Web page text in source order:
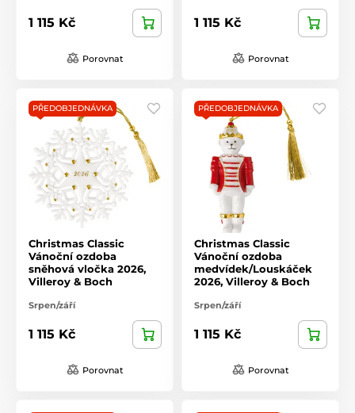
1 115 Kč
Porovnat
1 115 Kč
Porovnat
PŘEDOBJEDNÁVKA
Christmas Classic
Vánoční ozdoba
sněhová vločka 2026,
Villeroy & Boch
Srpen/září
1 115 Kč
Porovnat
PŘEDOBJEDNÁVKA
Christmas Classic
Vánoční ozdoba
medvídek/Louskáček
2026, Villeroy & Boch
Srpen/září
1 115 Kč
Porovnat